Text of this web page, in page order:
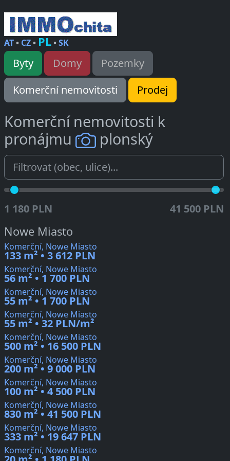
AT• CZ• PL•SK
Byty Domy
Pozemky
Komerční nemovitosti
Prodej
Komerční nemovitosti k
pronájmu
plonský
1 180 PLN 41 500 PLN
Nowe Miasto
Komerční, Nowe Miasto
133 m² • 3 612 PLN
Komerční, Nowe Miasto
56 m² • 1 700 PLN
Komerční, Nowe Miasto
55 m² • 1 700 PLN
Komerční, Nowe Miasto
55 m² • 32 PLN/m²
Komerční, Nowe Miasto
500 m² • 16 500 PLN
Komerční, Nowe Miasto
200 m² • 9 000 PLN
Komerční, Nowe Miasto
100 m² • 4 500 PLN
Komerční, Nowe Miasto
830 m² • 41 500 PLN
Komerční, Nowe Miasto
333 m² • 19 647 PLN
Komerční, Nowe Miasto